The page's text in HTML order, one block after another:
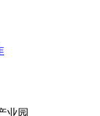
业园